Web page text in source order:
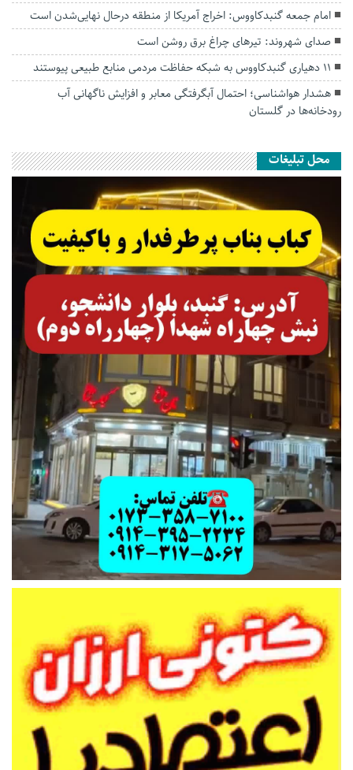
امام جمعه گنبدکاووس: اخراج آمریکا از منطقه درحال نهایی‌شدن است
صدای شهروند: تیرهای چراغ برق روشن است
۱۱ دهیاری گنبدکاووس به شبکه حفاظت مردمی منابع طبیعی پیوستند
هشدار هواشناسی؛ احتمال آبگرفتگی معابر و افزایش ناگهانی آب
رودخانه‌ها در گلستان
محل تبلیغات